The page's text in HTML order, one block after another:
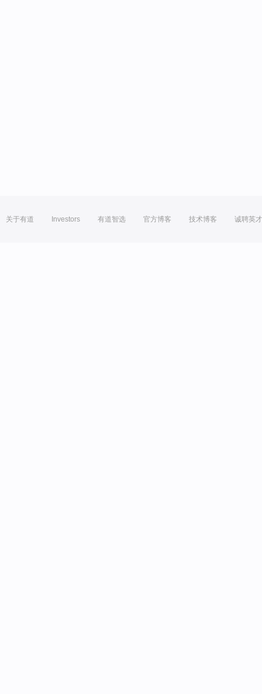
关于有道 Investors 有道智选 官方博客 技术博客 诚聘英才